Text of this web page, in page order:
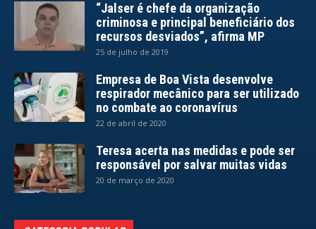
“Jalser é chefe da organização
criminosa e principal beneficiário dos
recursos desviados”, afirma MP
25 de julho de 2019
Empresa de Boa Vista desenvolve
respirador mecânico para ser utilizado
no combate ao coronavírus
22 de abril de 2020
Teresa acerta nas medidas e pode ser
responsável por salvar muitas vidas
20 de março de 2020